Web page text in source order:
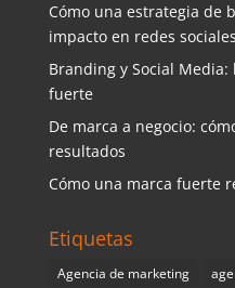
Cómo una estrategia de
impacto en redes sociales
Branding y Social
fuerte
De marca a negocio:
resultados
Cómo una marca fuerte
Etiquetas
Agencia de marketing